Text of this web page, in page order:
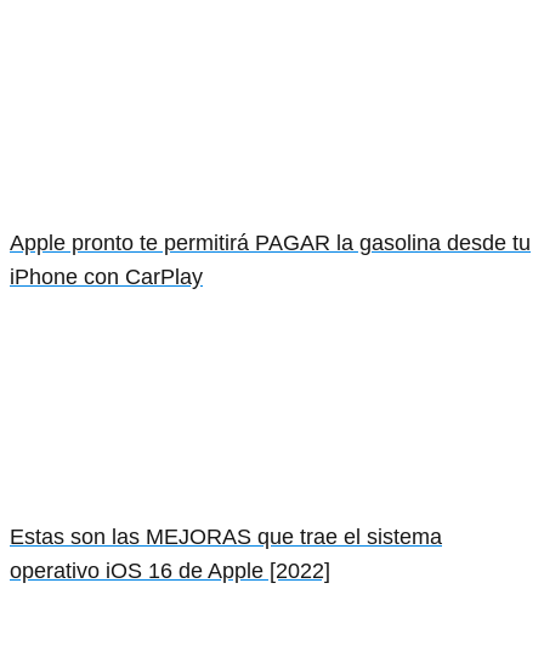
Apple pronto te permitirá PAGAR la gasolina desde tu
iPhone con CarPlay
Estas son las MEJORAS que trae el sistema
operativo iOS 16 de Apple [2022]